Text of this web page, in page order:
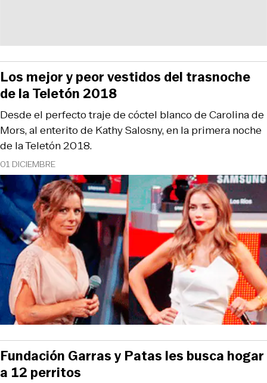
01 DICIEMBRE
Desde el perfecto traje de cóctel blanco de Carolina de
Mors, al enterito de Kathy Salosny, en la primera noche
de la Teletón 2018.
Los mejor y peor vestidos del trasnoche
de la Teletón 2018
Fundación Garras y Patas les busca hogar
a 12 perritos